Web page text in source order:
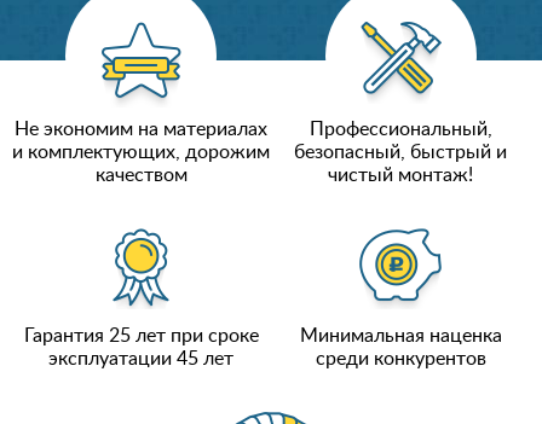
Не экономим на материалах
и комплектующих, дорожим
качеством
Профессиональный,
безопасный, быстрый и
чистый монтаж!
Гарантия 25 лет при сроке
эксплуатации 45 лет
Минимальная наценка
среди конкурентов